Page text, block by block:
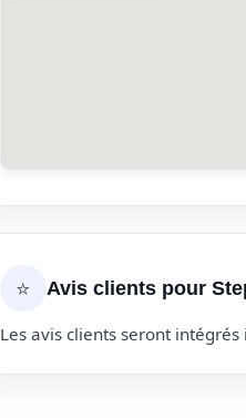
⭐ Avis clients pour
Les avis clients seront intégrés